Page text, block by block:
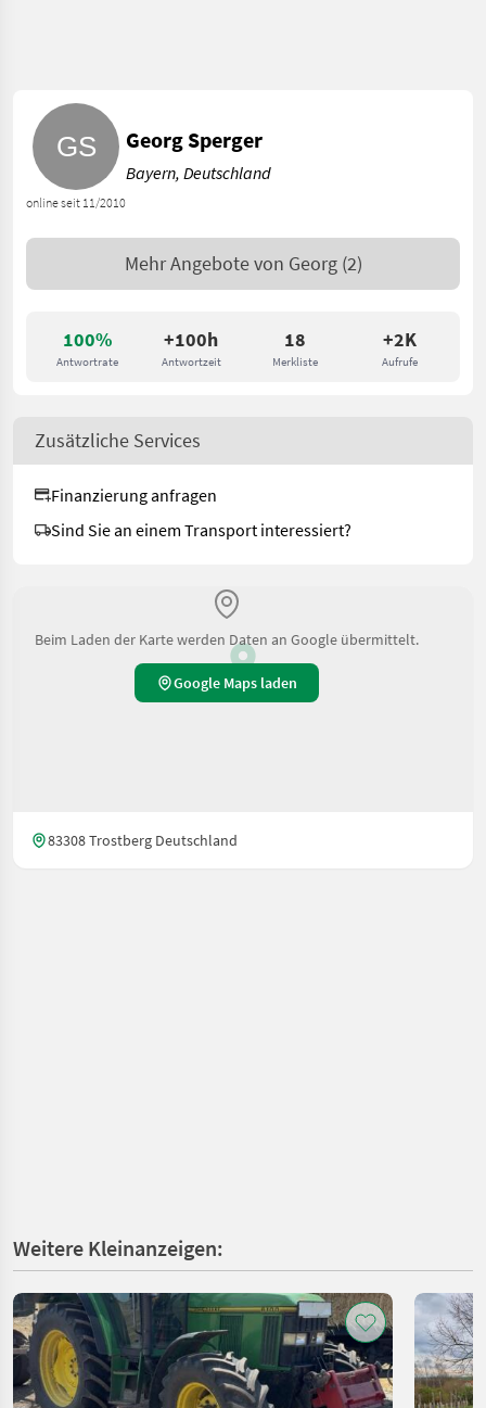
100%
Antwortrate
+100h
Antwortzeit
18
Merkliste
+2K
Aufrufe
online seit 11/2010
Georg Sperger
Bayern, Deutschland
Mehr Angebote von Georg (2)
Zusätzliche Services
Finanzierung anfragen
Sind Sie an einem Transport interessiert?
Beim Laden der Karte werden Daten an Google übermittelt.
Google Maps laden
83308 Trostberg Deutschland
Weitere Kleinanzeigen: